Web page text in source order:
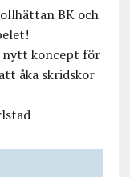
BK och
nytt koncept för
åka skridskor